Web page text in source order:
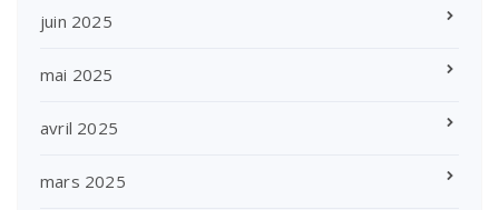
juin 2025
mai 2025
avril 2025
mars 2025